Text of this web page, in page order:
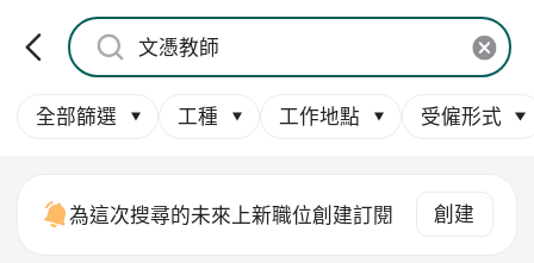
全部篩選 工種 工作地點 受僱形式
為這次搜尋的未來上新職位創建訂閱 創建